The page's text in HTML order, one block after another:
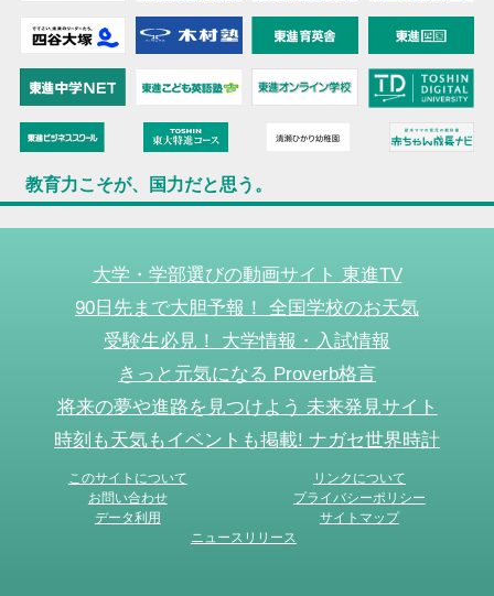
教育力こそが、国力だと思う。
大学・学部選びの動画サイト 東進TV
90日先まで大胆予報！ 全国学校のお天気
受験生必見！ 大学情報・入試情報
きっと元気になる Proverb格言
将来の夢や進路を見つけよう 未来発見サイト
時刻も天気もイベントも掲載! ナガセ世界時計
このサイトについて
リンクについて
お問い合わせ
プライバシーポリシー
データ利用
サイトマップ
ニュースリリース